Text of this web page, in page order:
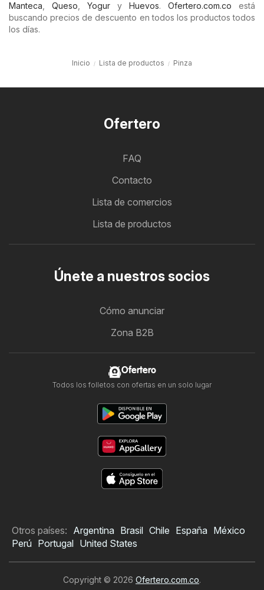
Manteca
Queso Yogur y Huevos. Ofertero.com.co está
buscando precios de descuento en todos los productos todos
los días.
Inicio Lista de productos Pinza
Ofertero
FAQ
Contacto
Lista de comercios
Lista de productos
Únete a nuestros socios
Cómo anunciar
Zona B2B
Ofertero
Todos los folletos con ofertas en un solo lugar
Otros países: Argentina Brasil Chile España México
Perú Portugal United States
Copyright © 2026 Ofertero.com.co.